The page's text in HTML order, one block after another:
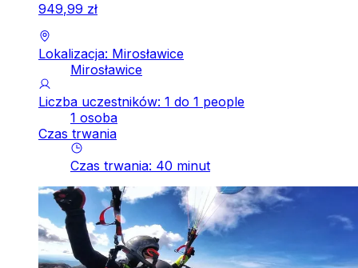
949,99 zł
Lokalizacja: Mirosławice
Mirosławice
Liczba uczestników: 1 do 1 people
1 osoba
Czas trwania
Czas trwania: 40 minut